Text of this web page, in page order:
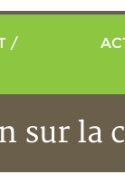
/
sur la